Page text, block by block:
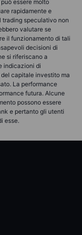
essere molto
rapidamente e
trading speculativo non
valutare se
il funzionamento di tali
decisioni di
si riferiscano a
indicazioni di
capitale investito ma
La performance
futura. Alcune
possono essere
e pertanto gli utenti
esse.